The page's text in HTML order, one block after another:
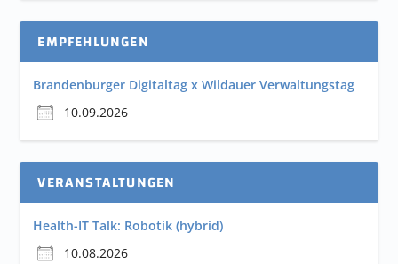
EMPFEHLUNGEN
Brandenburger Digitaltag x Wildauer Verwaltungstag
10.09.2026
VERANSTALTUNGEN
Health-IT Talk: Robotik (hybrid)
10.08.2026